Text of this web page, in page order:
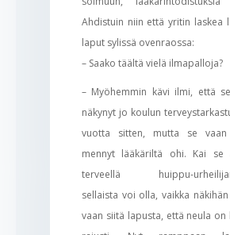
Ahdistuin niin että yritin laskea
laput sylissä ovenraossa:
– Saako täältä vielä ilmapalloja?
– Myöhemmin kävi ilmi, että
näkynyt jo koulun
vuotta sitten, mutta se
mennyt lääkäriltä ohi. Kai se
terveellä huippu-
sellaista voi olla, vaikka
vaan siitä lapusta, että neula on